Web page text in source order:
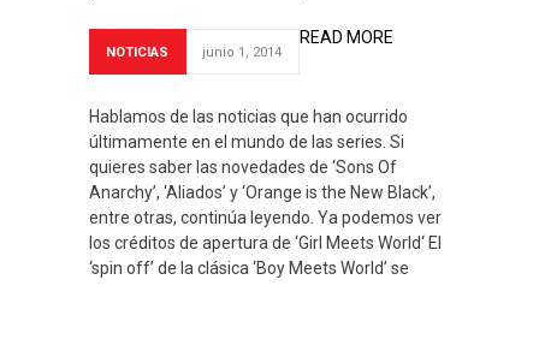
NOTICIAS junio 1, 2014
Hablamos de las noticias que han ocurrido
últimamente en el mundo de las series. Si
quieres saber las novedades de ‘Sons Of
Anarchy’, ‘Aliados’ y ‘Orange is the New Black’,
entre otras, continúa leyendo. Ya podemos ver
los créditos de apertura de ‘Girl Meets World‘ El
‘spin off’ de la clásica ‘Boy Meets World’ se
READ MORE